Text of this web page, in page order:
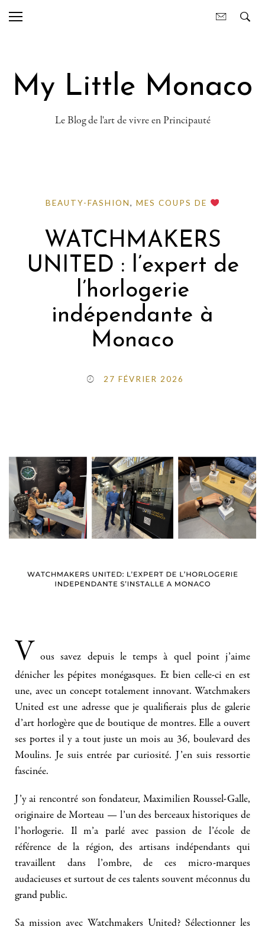
My Little Monaco
Le Blog de l'art de vivre en Principauté
BEAUTY-FASHION,MES COUPS DE
WATCHMAKERS
UNITED : l’expert de
l’horlogerie
indépendante à
Monaco
27 FÉVRIER 2026
V
ous savez depuis le temps à quel point j’aime
dénicher les pépites monégasques. Et bien celle-ci en est
une, avec un concept totalement innovant. Watchmakers
United est une adresse que je qualifierais plus de galerie
d’art horlogère que de boutique de montres. Elle a ouvert
ses portes il y a tout juste un mois au 36, boulevard des
Moulins. Je suis entrée par curiosité. J’en suis ressortie
fascinée.
J’y ai rencontré son fondateur, Maximilien Roussel-Galle,
originaire de Morteau — l’un des berceaux historiques de
l’horlogerie. Il m’a parlé avec passion de l’école de
référence de la région, des artisans indépendants qui
travaillent dans l’ombre, de ces micro-marques
audacieuses et surtout de ces talents souvent méconnus du
grand public.
Sa mission avec Watchmakers United? Sélectionner les